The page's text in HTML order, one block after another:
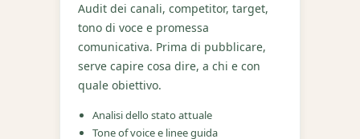
Audit dei canali, competitor, target,
tono di voce e promessa
comunicativa. Prima di pubblicare,
serve capire cosa dire, a chi e con
quale obiettivo.
Analisi dello stato attuale
Tone of voice e linee guida